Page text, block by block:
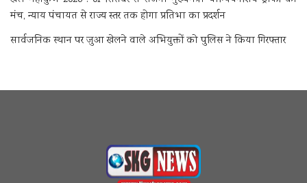
मंच, न्याय पंचायत से राज्य स्तर तक होगा प्रतिभा का प्रदर्शन
सार्वजनिक स्थान पर जुआ खेलने वाले अभियुक्तों को पुलिस ने किया गिरफ्तार